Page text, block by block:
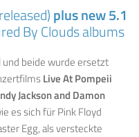
plus new 5.1
By Clouds albums
beide wurde ersetzt
Live At Pompeii
Jackson and Damon
es sich für Pink Floyd
Egg, als versteckte